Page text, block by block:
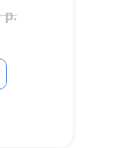
р.